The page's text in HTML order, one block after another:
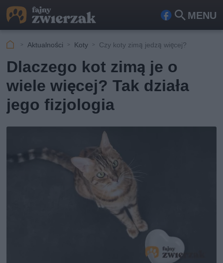
MENU
Fa
ook
Szu
kaj
Aktualności Koty Czy koty zimą jedzą więcej?
Dlaczego kot zimą je o
wiele więcej? Tak działa
jego fizjologia